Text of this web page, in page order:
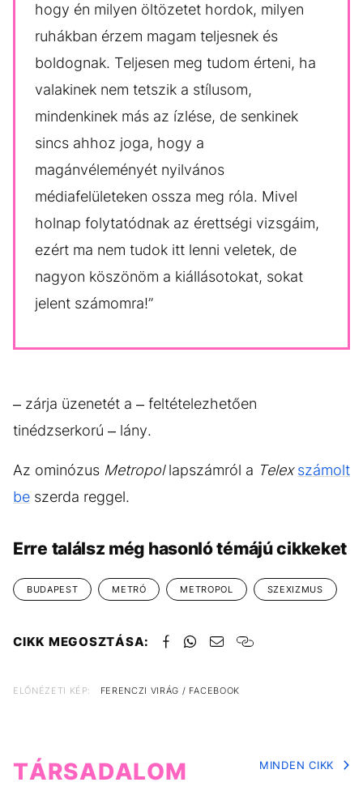
hogy én milyen öltözetet hordok, milyen
ruhákban érzem magam teljesnek és
boldognak. Teljesen meg tudom érteni, ha
valakinek nem tetszik a stílusom,
mindenkinek más az ízlése, de senkinek
sincs ahhoz joga, hogy a
magánvéleményét nyilvános
médiafelületeken ossza meg róla. Mivel
holnap folytatódnak az érettségi vizsgáim,
ezért ma nem tudok itt lenni veletek, de
nagyon köszönöm a kiállásotokat, sokat
jelent számomra!”
– zárja üzenetét a – feltételezhetően
tinédzserkorú – lány.
Az ominózus Metropollapszámról a Telex számolt
be szerda reggel.
Erre találsz még hasonló témájú cikkeket
BUDAPEST METRÓ METROPOL SZEXIZMUS
CIKK MEGOSZTÁSA:
ELŐNÉZETI KÉP: FERENCZI VIRÁG / FACEBOOK
TÁRSADALOM MINDEN CIKK